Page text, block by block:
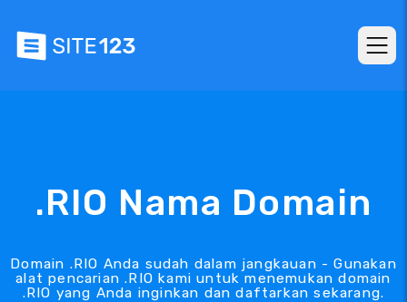
.RIO Nama Domain
Domain .RIO Anda sudah dalam jangkauan - Gunakan
alat pencarian .RIO kami untuk menemukan domain
.RIO yang Anda inginkan dan daftarkan sekarang.